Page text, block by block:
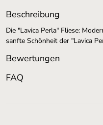
Beschreibung
Die "Lavica Perla" Fliese:
sanfte Schönheit der "Lavica
Bewertungen
FAQ